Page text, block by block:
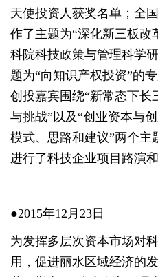
天使投资人获奖名单；全
作了主题为“深化新三板改
科院科技政策与管理科学
题为“向知识产权投资”的
创投嘉宾围绕“新常态下长
与挑战”以及“创业资本与
模式、思路和建议”两个主
进行了科技企业项目路演
●2015年12月23日
为发挥多层次资本市场对
用，促进丽水区域经济的